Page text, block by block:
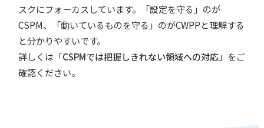
スクにフォーカスしています。「設定を守る」のが
CSPM、「動いているものを守る」のがCWPPと理解する
と分かりやすいです。
詳しくは「CSPMでは把握しきれない領域への対応」をご
確認ください。